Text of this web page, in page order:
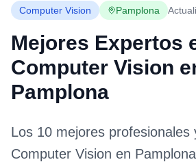
Computer Vision Pamplona
Mejores Expertos
Computer Vision
Pamplona
Los 10 mejores profesionales
Computer Vision en Pamplona